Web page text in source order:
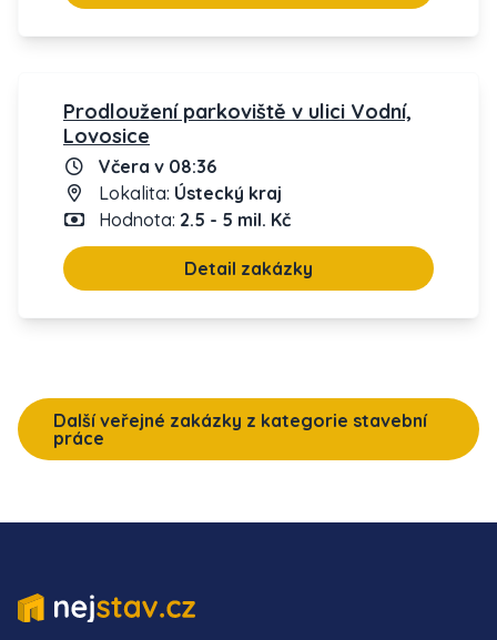
Prodloužení parkoviště v ulici Vodní,
Lovosice
Včera v 08:36
Lokalita: Ústecký kraj
Hodnota: 2.5 - 5 mil. Kč
Detail zakázky
Další veřejné zakázky z kategorie stavební
práce